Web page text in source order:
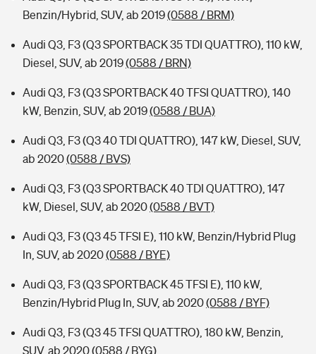
Benzin/Hybrid, SUV, ab 2019(0588 / BRM)
Audi Q3, F3 (Q3 SPORTBACK 35 TDI QUATTRO), 110 kW,
Diesel, SUV, ab 2019(0588 / BRN)
Audi Q3, F3 (Q3 SPORTBACK 40 TFSI QUATTRO), 140
kW, Benzin, SUV, ab 2019(0588 / BUA)
Audi Q3, F3 (Q3 40 TDI QUATTRO), 147 kW, Diesel, SUV,
ab 2020(0588 / BVS)
Audi Q3, F3 (Q3 SPORTBACK 40 TDI QUATTRO), 147
kW, Diesel, SUV, ab 2020(0588 / BVT)
Audi Q3, F3 (Q3 45 TFSI E), 110 kW, Benzin/Hybrid Plug
In, SUV, ab 2020(0588 / BYE)
Audi Q3, F3 (Q3 SPORTBACK 45 TFSI E), 110 kW,
Benzin/Hybrid Plug In, SUV, ab 2020(0588 / BYF)
Audi Q3, F3 (Q3 45 TFSI QUATTRO), 180 kW, Benzin,
SUV, ab 2020(0588 / BYG)